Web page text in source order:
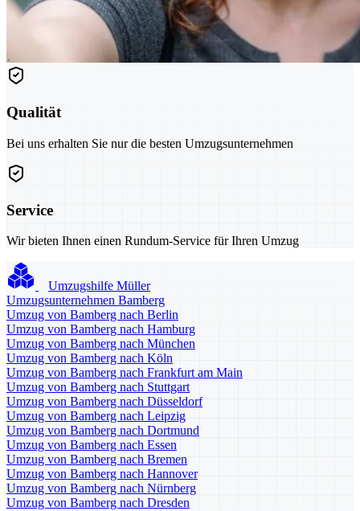
Qualität
Bei uns erhalten Sie nur die besten Umzugsunternehmen
Service
Wir bieten Ihnen einen Rundum-Service für Ihren Umzug
Umzugshilfe Müller
Umzugsunternehmen Bamberg
Umzug von Bamberg nach Berlin
Umzug von Bamberg nach Hamburg
Umzug von Bamberg nach München
Umzug von Bamberg nach Köln
Umzug von Bamberg nach Frankfurt am Main
Umzug von Bamberg nach Stuttgart
Umzug von Bamberg nach Düsseldorf
Umzug von Bamberg nach Leipzig
Umzug von Bamberg nach Dortmund
Umzug von Bamberg nach Essen
Umzug von Bamberg nach Bremen
Umzug von Bamberg nach Hannover
Umzug von Bamberg nach Nürnberg
Umzug von Bamberg nach Dresden